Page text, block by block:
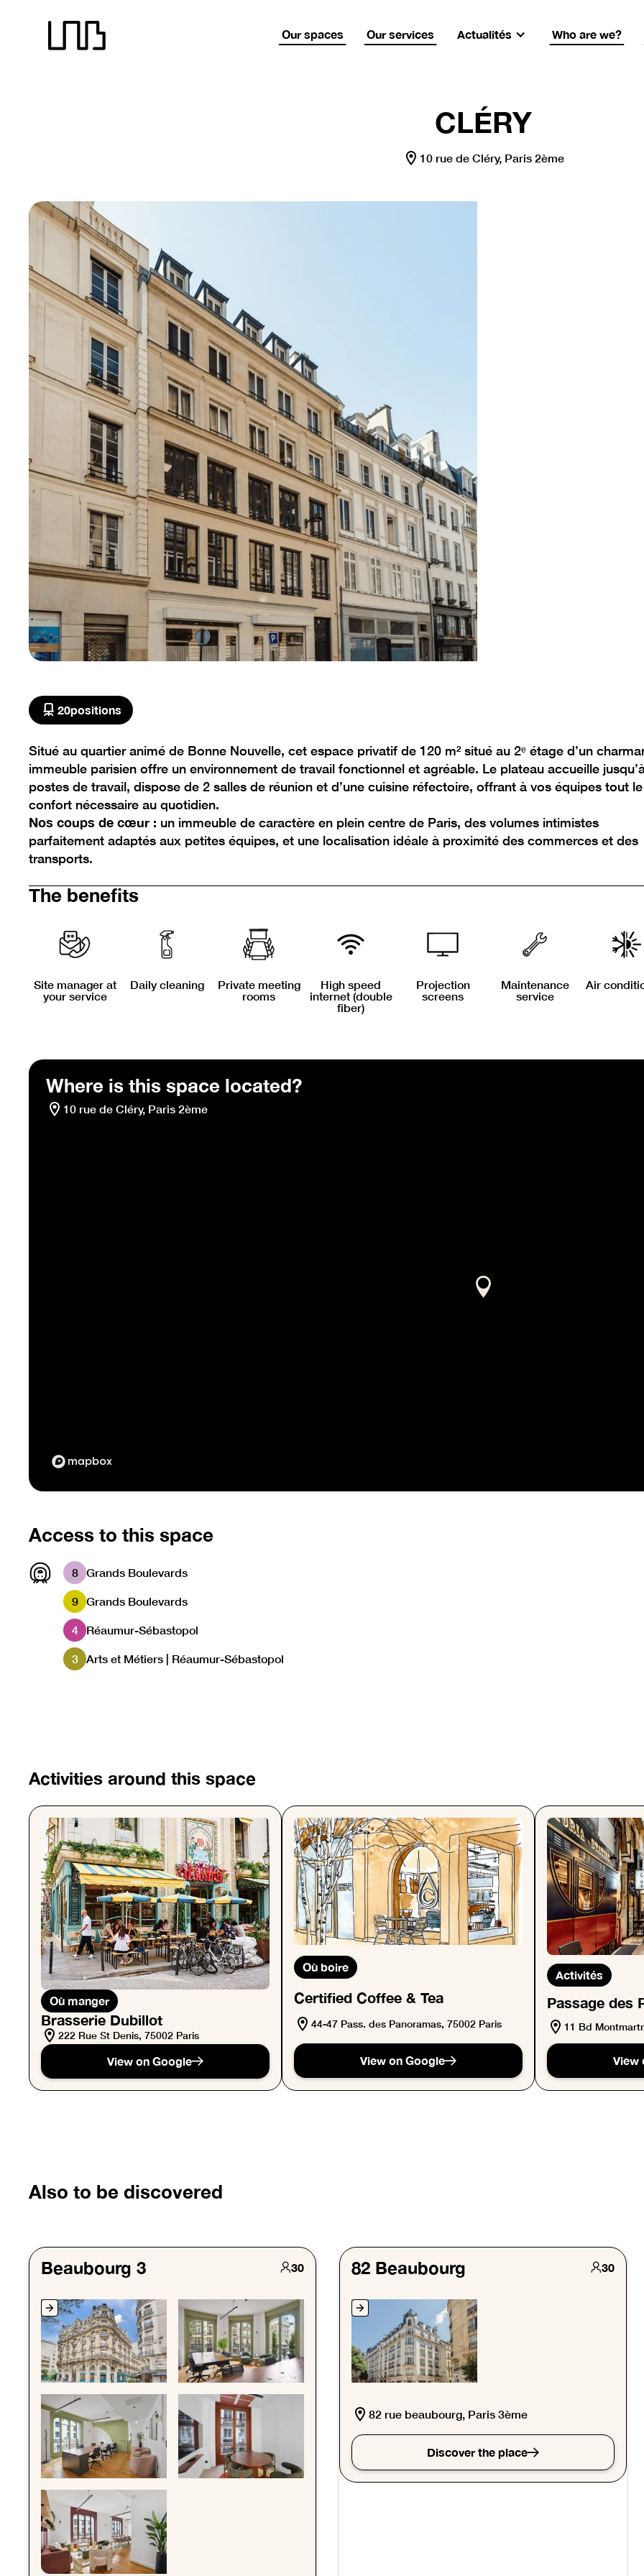
LNB recrute !
Our spaces Our services Actualités Who are we?
CLÉRY
10 rue de Cléry, Paris 2ème
20positions
Situé au quartier animé de Bonne Nouvelle, cet espace privatif de 120 m² situé au 2ᵉ étage d’un
immeuble parisien offre un environnement de travail fonctionnel et agréable. Le plateau accueille
postes de travail, dispose de 2 salles de réunion et d’une cuisine réfectoire, offrant à vos équipes tout le
confort nécessaire au quotidien.
Nos coups de cœur : un immeuble de caractère en plein centre de Paris, des volumes intimistes
parfaitement adaptés aux petites équipes, et une localisation idéale à proximité des commerces et des
transports.
The benefits
Site manager at
your service
Daily cleaning
Private meeting
rooms
High speed
internet (double
fiber)
Projection
screens
Maintenance
service
Air
Where is this space located?
10 rue de Cléry, Paris 2ème
Access to this space
8 Grands Boulevards
9 Grands Boulevards
4 Réaumur-Sébastopol
3 Arts et Métiers | Réaumur-Sébastopol
Activities around this space
Où manger
Brasserie Dubillot
222 Rue St Denis, 75002 Paris
View on Google
Où boire
Certified Coffee & Tea
44-47 Pass. des Panoramas, 75002 Paris
View on Google
Activités
Passage des
11 Bd
View
Also to be discovered
Beaubourg 3 30 82 Beaubourg 30
82 rue beaubourg, Paris 3ème
Discover the place